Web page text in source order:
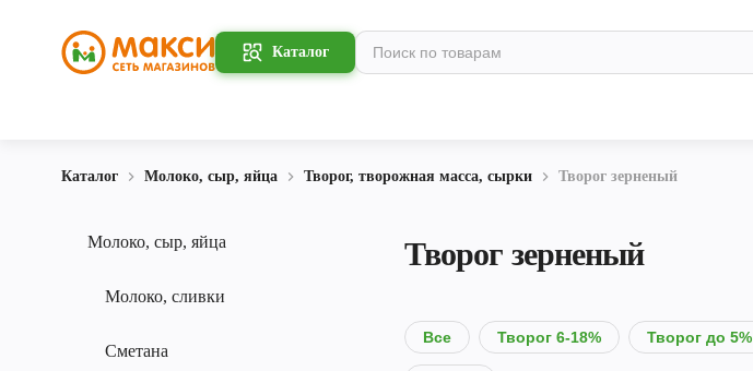
Каталог
Каталог Молоко, сыр, яйца Творог, творожная масса, сырки Творог зерненый
Молоко, сыр, яйца
Молоко, сливки
Сметана
Творог зерненый
Все Творог 6-18% Творог до 5%